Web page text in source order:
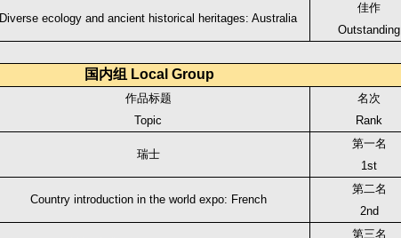
Diverse ecology and ancient historical heritages: Australia
佳作
Outstanding
国内组 Local Group
作品标题
Topic
名次
Rank
瑞士
第一名
1st
Country introduction in the world expo: French
第二名
2nd
第三名